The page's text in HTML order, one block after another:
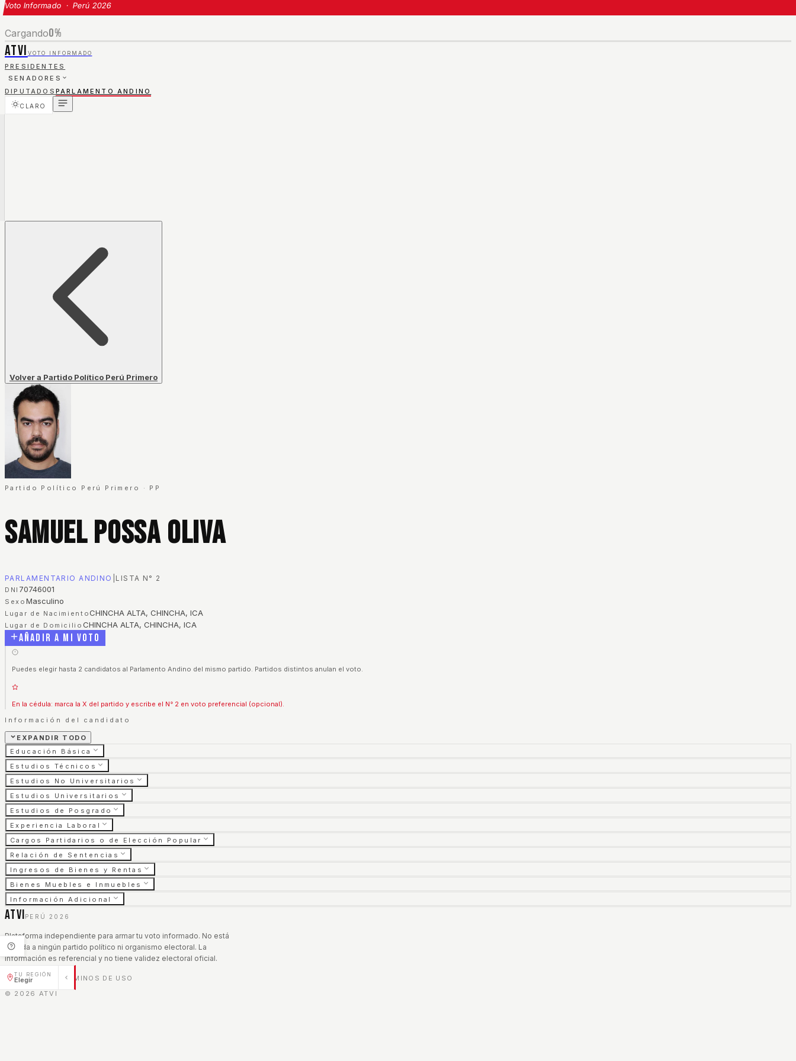
Voto Informado · Perú 2026
Cargando0%
TU REGIÓN
Elegir
ATVI VOTO INFORMADO
PRESIDENTES
SENADORES
DIPUTADOS PARLAMENTO ANDINO
CLARO
Volver a Partido Político Perú Primero
Partido Político Perú Primero · PP
Samuel Possa Oliva
PARLAMENTARIO ANDINO LISTA N° 2
DNI 70746001
Sexo Masculino
Lugar de NacimientoCHINCHA ALTA, CHINCHA, ICA
Lugar de Domicilio CHINCHA ALTA, CHINCHA, ICA
Añadir a mi voto
Puedes elegir hasta 2 candidatos al Parlamento Andino del mismo partido. Partidos distintos anulan el voto.
En la cédula: marca la X del partido y escribe el N° 2 en voto preferencial (opcional).
Información del candidato
EXPANDIR TODO
Educación Básica
Estudios Técnicos
Estudios No Universitarios
Estudios Universitarios
Estudios de Posgrado
Experiencia Laboral
Cargos Partidarios o de Elección Popular
Relación de Sentencias
Ingresos de Bienes y Rentas
Bienes Muebles e Inmuebles
Información Adicional
ATVI PERÚ 2026
Plataforma independiente para armar tu voto informado. No está
afiliada a ningún partido político ni organismo electoral. La
información es referencial y no tiene validez electoral oficial.
AVISO LEGAL
TÉRMINOS DE USO
© 2026 ATVI